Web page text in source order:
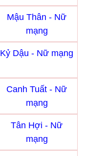
Mậu Thân - Nữ
mạng
Kỷ Dậu - Nữ mạng
Canh Tuất - Nữ
mạng
Tân Hợi - Nữ
mạng